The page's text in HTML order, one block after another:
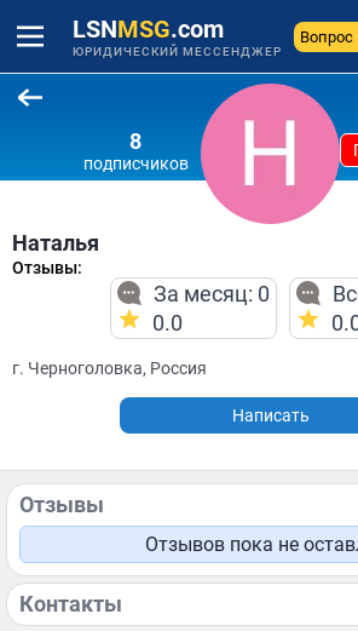
LSNMSG.com
ЮРИДИЧЕСКИЙ МЕССЕНДЖЕР
Вопрос
8
подписчиков
Наталья
Отзывы:
За месяц: 0
0.0
г. Черноголовка, Россия
Написать
Отзывы
Отзывов пока не
Контакты